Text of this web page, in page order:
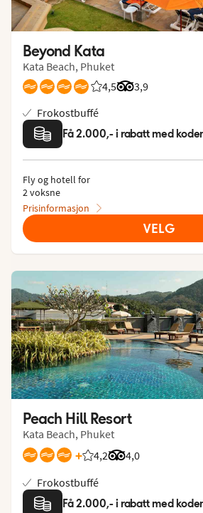
Beyond Kata
Kata Beach, Phuket
4,5
Vurdering fra Vings
3,9
Vurdering fra
Frokostbuffé
Få 2.000,- i rabatt med
Fly og hotell for
2 voksne
Prisinformasjon
VELG
Peach Hill Resort
Kata Beach, Phuket
+ 4,2
Vurdering fra Vings
4,0
Vurdering fra
Frokostbuffé
Få 2.000,- i rabatt med